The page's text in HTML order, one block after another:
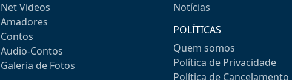
Net Videos
Amadores
Contos
Audio-Contos
Galeria de Fotos
Notícias
POLÍTICAS
Quem somos
Política de Privacidade
Política de Cancelamento